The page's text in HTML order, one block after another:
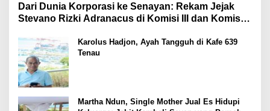
Dari Dunia Korporasi ke Senayan: Rekam Jejak
Stevano Rizki Adranacus di Komisi III dan Komisi X
Karolus Hadjon, Ayah Tangguh di Kafe 639
Tenau
Martha Ndun, Single Mother Jual Es Hidupi